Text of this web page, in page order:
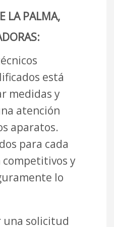
LA PALMA,
está
medidas y
atención
aparatos.
para cada
competitivos y
lo
una solicitud